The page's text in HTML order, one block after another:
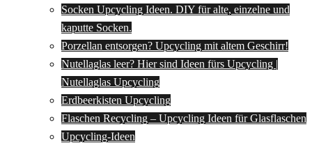
Socken Upcycling Ideen. DIY für alte, einzelne und
kaputte Socken.
Porzellan entsorgen? Upcycling mit altem Geschirr!
Nutellaglas leer? Hier sind Ideen fürs Upcycling |
Nutellaglas Upcycling
Erdbeerkisten Upcycling
Flaschen Recycling – Upcycling Ideen für Glasflaschen
Upcycling-Ideen